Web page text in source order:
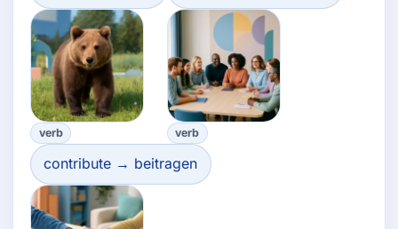
verb verb
contribute → beitragen